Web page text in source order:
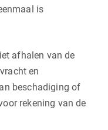
is
afhalen van de
en
beschadiging of
rekening van de